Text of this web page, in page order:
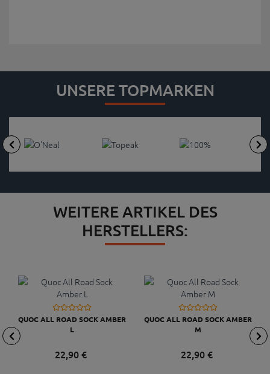
UNSERE TOPMARKEN
WEITERE ARTIKEL DES
HERSTELLERS:
QUOC ALL ROAD SOCK AMBER
L
22,90 €
QUOC ALL ROAD SOCK AMBER
M
22,90 €